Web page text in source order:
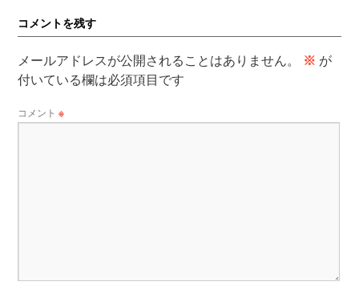
コメントを残す
メールアドレスが公開されることはありません。 ※ が
付いている欄は必須項目です
コメント※